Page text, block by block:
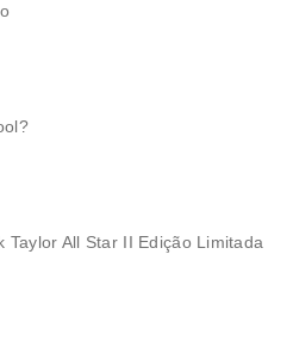
Taylor All Star II Edição Limitada